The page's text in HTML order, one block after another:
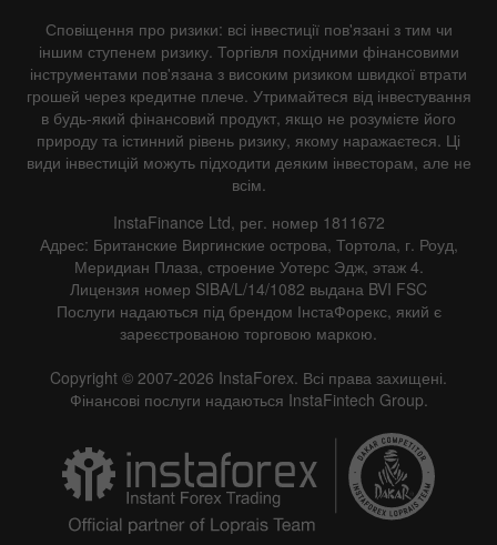
Сповіщення про ризики: всі інвестиції пов'язані з тим чи
іншим ступенем ризику. Торгівля похідними фінансовими
інструментами пов'язана з високим ризиком швидкої втрати
грошей через кредитне плече. Утримайтеся від інвестування
в будь-який фінансовий продукт, якщо не розумієте його
природу та істинний рівень ризику, якому наражаєтеся. Ці
види інвестицій можуть підходити деяким інвесторам, але не
всім.
InstaFinance Ltd, рег. номер 1811672
Адрес: Британские Виргинские острова, Тортола, г. Роуд,
Меридиан Плаза, строение Уотерс Эдж, этаж 4.
Лицензия номер SIBA/L/14/1082 выдана BVI FSC
Послуги надаються під брендом ІнстаФорекс, який є
зареєстрованою торговою маркою.
Copyright © 2007-2026 InstaForex. Всі права захищені.
Фінансові послуги надаються InstaFintech Group.